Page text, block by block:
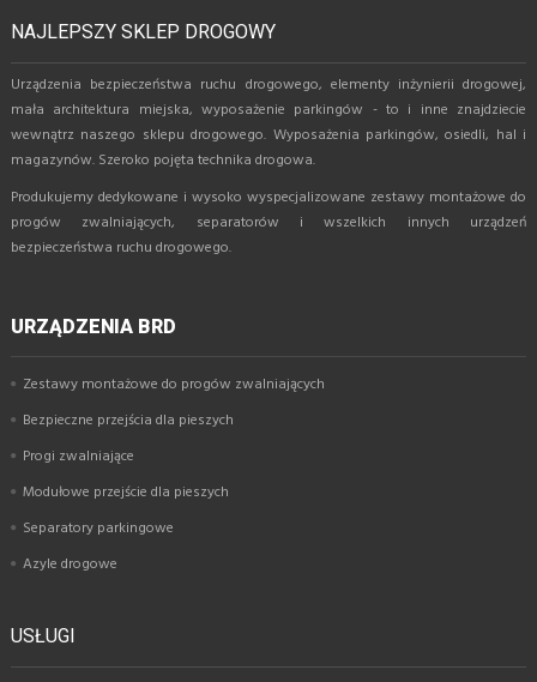
NAJLEPSZY SKLEP DROGOWY
Urządzenia bezpieczeństwa ruchu drogowego, elementy inżynierii drogowej,
mała architektura miejska, wyposażenie parkingów - to i inne znajdziecie
wewnątrz naszego sklepu drogowego. Wyposażenia parkingów, osiedli, hal i
magazynów. Szeroko pojęta technika drogowa.
Produkujemy dedykowane i wysoko wyspecjalizowane zestawy montażowe do
progów zwalniających, separatorów i wszelkich innych urządzeń
bezpieczeństwa ruchu drogowego.
URZĄDZENIA BRD
Zestawy montażowe do progów zwalniających
Bezpieczne przejścia dla pieszych
Progi zwalniające
Modułowe przejście dla pieszych
Separatory parkingowe
Azyle drogowe
USŁUGI